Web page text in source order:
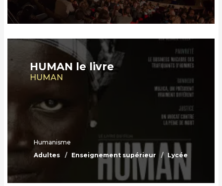
HUMAN le livre
HUMAN
Humanisme
Adultes
Enseignement supérieur Lycée